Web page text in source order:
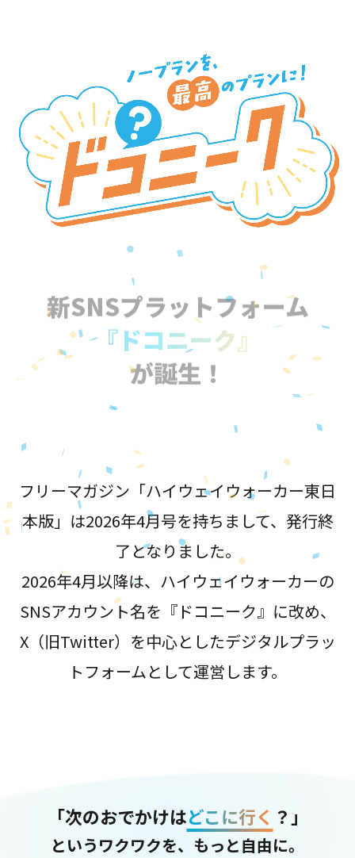
新SNSプラットフォーム
『ドコニーク』
が誕生！
フリーマガジン「ハイウェイウォーカー東日
本版」は2026年4月号を持ちまして、発行終
了となりました。
2026年4月以降は、ハイウェイウォーカーの
SNSアカウント名を『ドコニーク』に改め、
X（旧Twitter）を中心としたデジタルプラッ
トフォームとして運営します。
「次のおでかけはどこに行く ？」
というワクワクを、もっと自由に。